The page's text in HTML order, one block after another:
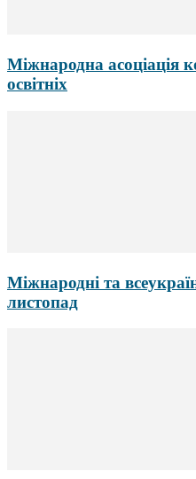
Міжнародна асоціація
освітніх
Міжнародні та
листопад